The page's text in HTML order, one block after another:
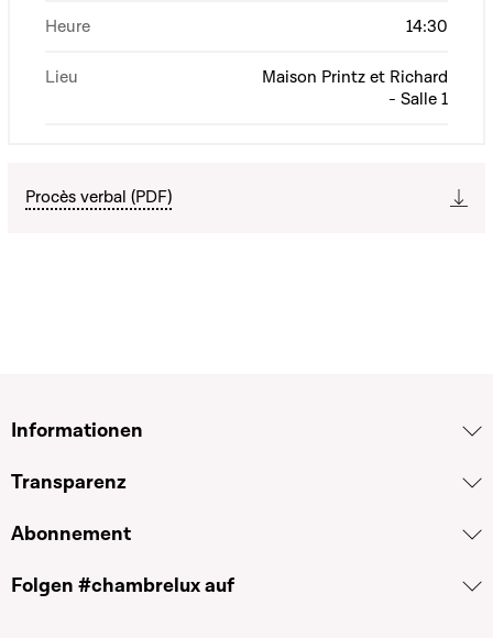
Heure 14:30
Lieu
Maison Printz et Richard
- Salle 1
Procès verbal (PDF)
Informationen
Transparenz
Abonnement
Folgen #chambrelux auf